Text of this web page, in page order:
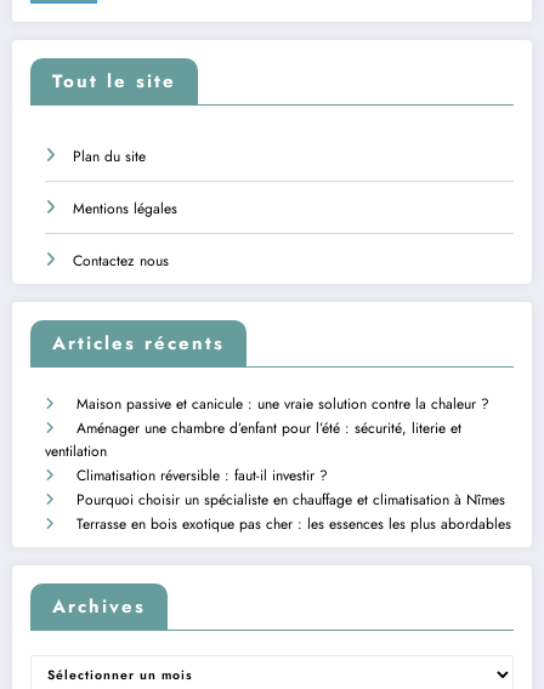
Tout le site
Plan du site
Mentions légales
Contactez nous
Articles récents
Maison passive et canicule : une vraie solution contre la chaleur ?
Aménager une chambre d’enfant pour l’été : sécurité, literie et
ventilation
Climatisation réversible : faut-il investir ?
Pourquoi choisir un spécialiste en chauffage et climatisation à Nîmes
Terrasse en bois exotique pas cher : les essences les plus abordables
Archives
Archives